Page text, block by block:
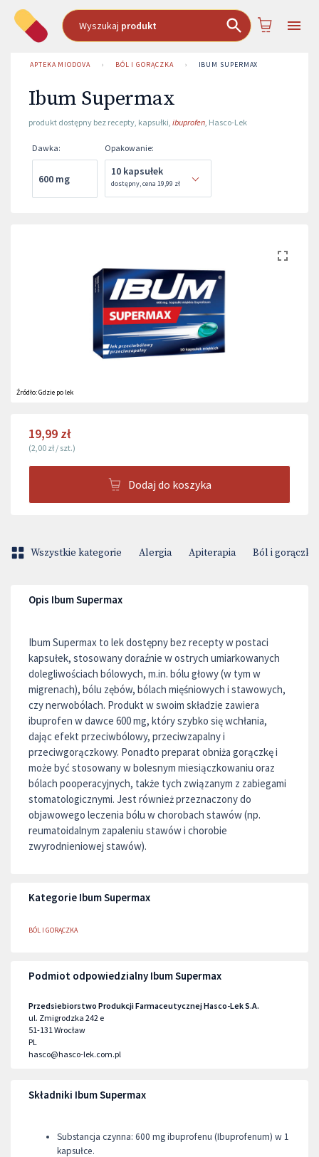
Wyszukaj produkt
APTEKA MIODOVA › BÓL I GORĄCZKA › IBUM SUPERMAX
Ibum Supermax
produkt dostępny bez recepty, kapsułki, ibuprofen, Hasco-Lek
Dawka:
600 mg
Opakowanie:
10 kapsułek
dostępny,cena 19,99 zł
Źródło:Gdzie po lek
19,99 zł
(2,00 zł / szt.)
Dodaj do koszyka
Wszystkie kategorie Alergia Apiterapia Ból i gorączka
Opis Ibum Supermax
Ibum Supermax to lek dostępny bez recepty w postaci
kapsułek, stosowany doraźnie w ostrych umiarkowanych
dolegliwościach bólowych, m.in. bólu głowy (w tym w
migrenach), bólu zębów, bólach mięśniowych i stawowych,
czy nerwobólach. Produkt w swoim składzie zawiera
ibuprofen w dawce 600 mg, który szybko się wchłania,
dając efekt przeciwbólowy, przeciwzapalny i
przeciwgorączkowy. Ponadto preparat obniża gorączkę i
może być stosowany w bolesnym miesiączkowaniu oraz
bólach pooperacyjnych, także tych związanym z zabiegami
stomatologicznymi. Jest również przeznaczony do
objawowego leczenia bólu w chorobach stawów (np.
reumatoidalnym zapaleniu stawów i chorobie
zwyrodnieniowej stawów).
Kategorie Ibum Supermax
BÓL I GORĄCZKA
Podmiot odpowiedzialny Ibum Supermax
Przedsiebiorstwo Produkcji Farmaceutycznej Hasco-Lek S.A.
ul. Zmigrodzka 242 e
51-131Wrocław
PL
hasco@hasco-lek.com.pl
Składniki Ibum Supermax
Substancja czynna: 600 mg ibuprofenu (Ibuprofenum) w 1
kapsułce.